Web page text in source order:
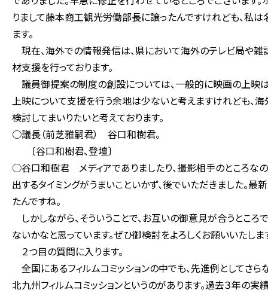
りまして藤本商工観光労働部長に譲ったんですけれども、私
ます。
現在、海外での情報発信は、県において海外のテレビ局や
材支援を行っております。
議員御提案の制度の創設については、一般的に映画の上映
上映について支援を行う余地は少ないと考えますけれども、
検討してまいりたいと考えております。
○議長（前芝雅嗣君） 谷口和樹君。
〔谷口和樹君、登壇〕
○谷口和樹君 メディアでありましたり、撮影相手のところな
出するタイミングがうまいこといかず、後でいただきました。
たんですね。
しかしながら、そういうことで、お互いの御意見が合うとこ
ないかなと思っています。ぜひ御検討をよろしくお願いいたしま
２つ目の質問に入ります。
全国にあるフィルムコミッションの中でも、先進例としてさ
北九州フィルムコミッションというのがあります。過去３年の